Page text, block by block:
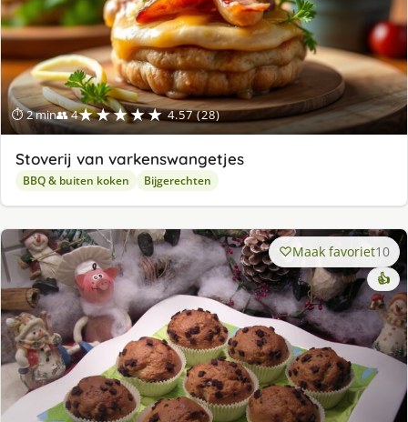
⏱ 2 min👥 4★★★★★ 4.57 (28)
Stoverij van varkenswangetjes
BBQ & buiten koken Bijgerechten
Maak favoriet10
👍